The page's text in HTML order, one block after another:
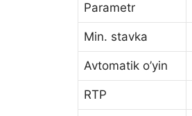
Parametr
Min. stavka
Avtomatik o’yin
RTP